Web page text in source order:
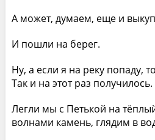
А может, думаем, еще и
И пошли на берег.
Ну, а если я на реку попаду,
Так и на этот раз получилось.
Легли мы с Петькой на
волнами камень, глядим в